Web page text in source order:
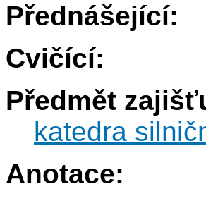
Přednášející:
Cvičící:
Předmět
katedra
Anotace: